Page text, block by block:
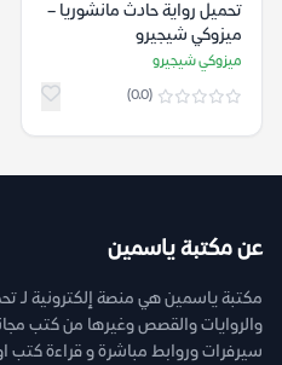
تحميل رواية حادث مانشوريا –
ميزوكي شيجيرو
ميزوكي شيجيرو
(0.0)
عن مكتبة ياسمين
مكتبة ياسمين هي منصة إلكترونية لـ
سيرفرات وروابط مباشرة و قراءة كتب